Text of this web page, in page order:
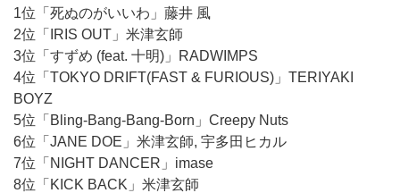
1位「死ぬのがいいわ」藤井 風
2位「IRIS OUT」米津玄師
3位「すずめ (feat. 十明)」RADWIMPS
4位「TOKYO DRIFT(FAST & FURIOUS)」TERIYAKI
BOYZ
5位「Bling-Bang-Bang-Born」Creepy Nuts
6位「JANE DOE」米津玄師, 宇多田ヒカル
7位「NIGHT DANCER」imase
8位「KICK BACK」米津玄師